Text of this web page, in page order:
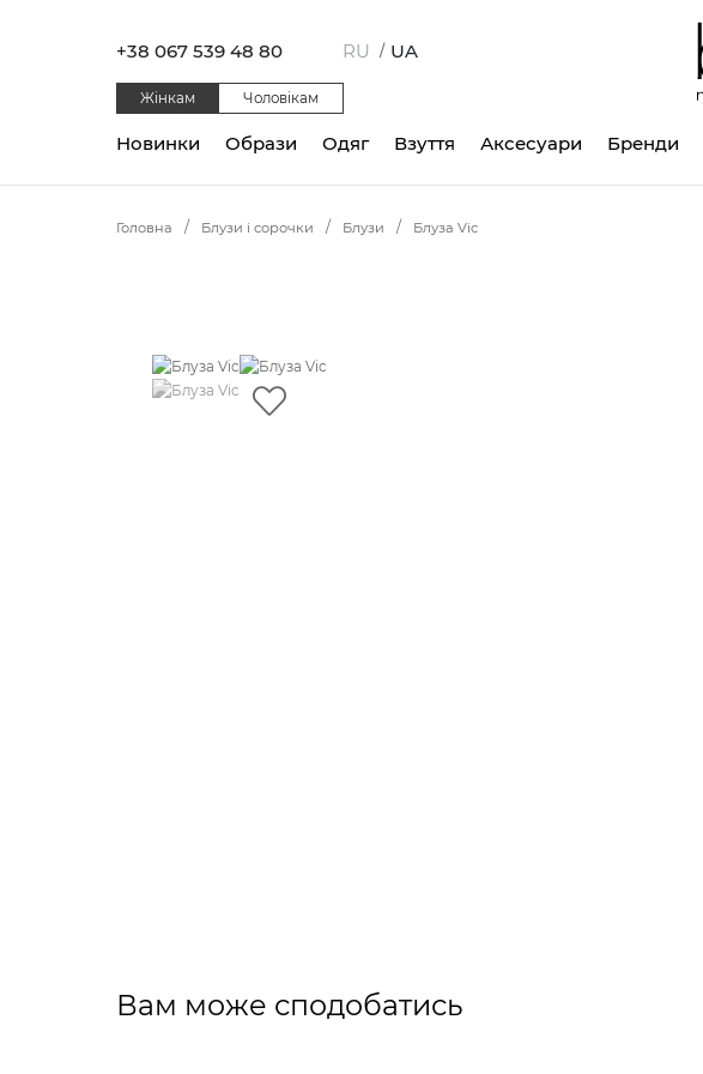
+38 067 539 48 80 RU / UA
Жінкам Чоловікам
Одяг Взуття Аксесуари
Новинки Образи Бренди
Головна Блузи і сорочки Блузи Блуза Vic
Вам може сподобатись